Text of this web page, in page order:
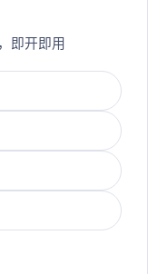
即开即用